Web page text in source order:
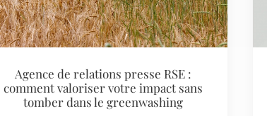
Agence de relations presse RSE :
comment valoriser votre impact sans
tomber dans le greenwashing